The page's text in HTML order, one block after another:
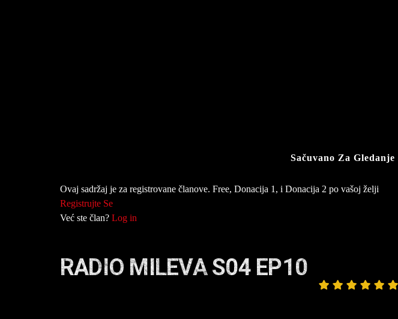
Sačuvano Za Gledanje
Ovaj sadržaj je za registrovane članove. Free, Donacija 1, i Donacija 2 po vašoj želji
Registrujte Se
Već ste član? Log in
RADIO MILEVA S04 EP10